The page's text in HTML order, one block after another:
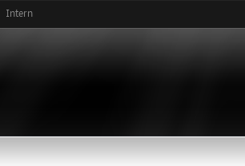
zum
Intern